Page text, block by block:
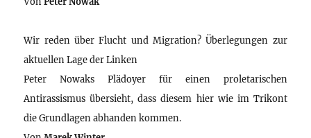
Wir reden über Flucht und Migration? Überlegungen zur
aktuellen Lage der Linken
Peter Nowaks Plädoyer für einen proletarischen
Antirassismus übersieht, dass diesem hier wie im Trikont
die Grundlagen abhanden kommen.